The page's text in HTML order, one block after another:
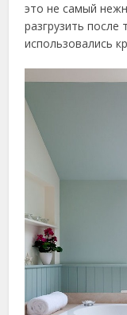
это не самый
разгрузить
использовались